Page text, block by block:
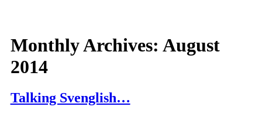
Monthly Archives: August
2014
Talking Svenglish…